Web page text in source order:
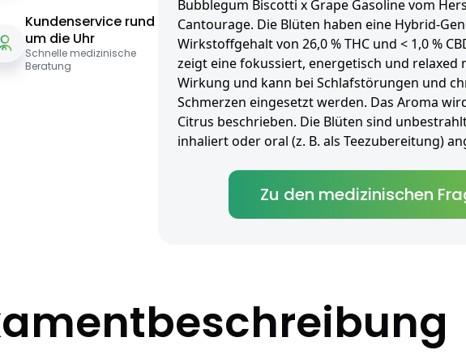
Kundenservice rund
um die Uhr
Schnelle medizinische
Beratung
Bubblegum Biscotti x Grape Gasoline vom
Cantourage. Die Blüten haben eine Hybrid-
Wirkstoffgehalt von 26,0 % THC und < 1,0 %
zeigt eine fokussiert, energetisch und relaxed
Wirkung und kann bei Schlafstörungen und
Schmerzen eingesetzt werden. Das Aroma
Citrus beschrieben. Die Blüten sind
inhaliert oder oral (z. B. als Teezubereitung)
Zu den medizinischen